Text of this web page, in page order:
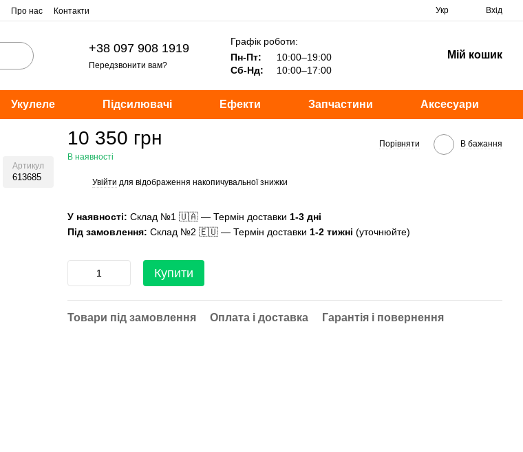
Про нас Контакти Укр Вхід
+38 097 908 1919
Передзвонити вам?
Графік роботи:
Пн-Пт:
10:00–19:00
Сб-Нд:
10:00–17:00
Мій кошик
Укулеле Підсилювачі Ефекти Запчастини Аксесуари
Артикул
613685
10 350 грн
В наявності
Порівняти В бажання
Увійти для відображення накопичувальної знижки
У наявності: Склад №1 🇺🇦 — Термін доставки 1-3 дні
Під замовлення: Склад №2 🇪🇺 — Термін доставки 1-2 тижні (уточнюйте)
Купити
Товари під замовлення Оплата і доставка Гарантія і повернення